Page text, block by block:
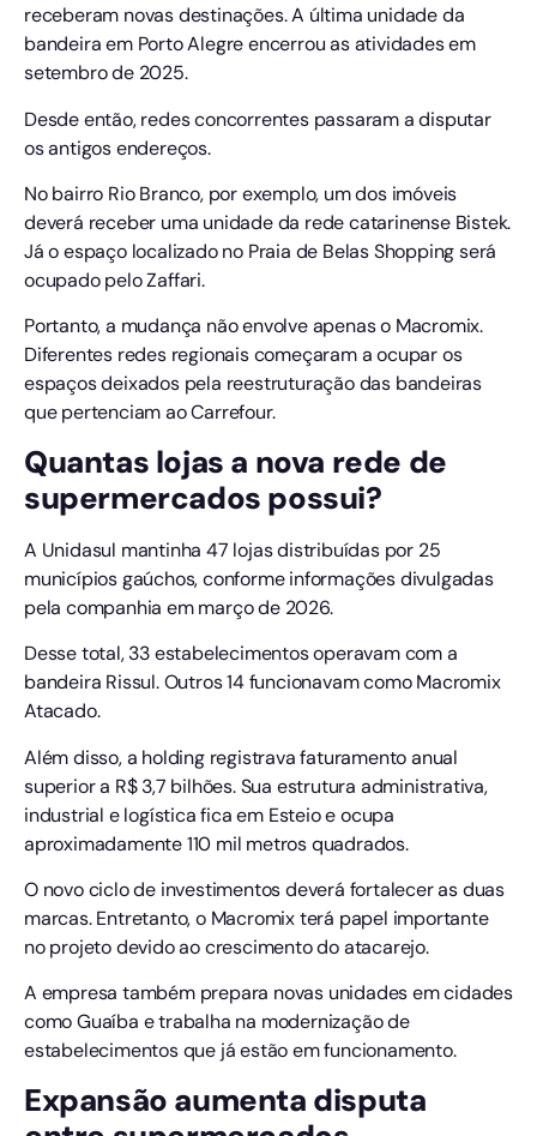
receberam novas destinações. A última unidade da
bandeira em Porto Alegre encerrou as atividades em
setembro de 2025.
Desde então, redes concorrentes passaram a disputar
os antigos endereços.
No bairro Rio Branco, por exemplo, um dos imóveis
deverá receber uma unidade da rede catarinense Bistek.
Já o espaço localizado no Praia de Belas Shopping será
ocupado pelo Zaffari.
Portanto, a mudança não envolve apenas o Macromix.
Diferentes redes regionais começaram a ocupar os
espaços deixados pela reestruturação das bandeiras
que pertenciam ao Carrefour.
Quantas lojas a nova rede de
supermercados possui?
A Unidasul mantinha 47 lojas distribuídas por 25
municípios gaúchos, conforme informações divulgadas
pela companhia em março de 2026.
Desse total, 33 estabelecimentos operavam com a
bandeira Rissul. Outros 14 funcionavam como Macromix
Atacado.
Além disso, a holding registrava faturamento anual
superior a R$ 3,7 bilhões. Sua estrutura administrativa,
industrial e logística fica em Esteio e ocupa
aproximadamente 110 mil metros quadrados.
O novo ciclo de investimentos deverá fortalecer as duas
marcas. Entretanto, o Macromix terá papel importante
no projeto devido ao crescimento do atacarejo.
A empresa também prepara novas unidades em cidades
como Guaíba e trabalha na modernização de
estabelecimentos que já estão em funcionamento.
Expansão aumenta disputa